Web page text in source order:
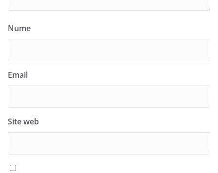
Nume
Email
Site web